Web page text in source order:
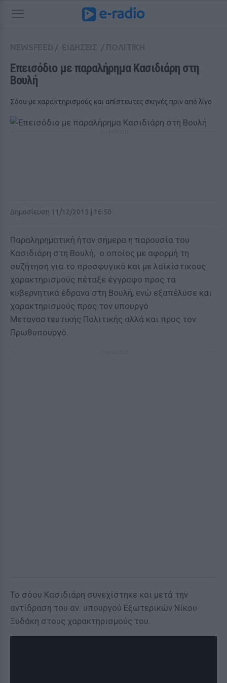
Επεισόδιο με παραλήρημα Κασιδιάρη στη
Βουλή
Σόου με χαρακτηρισμούς και απίστευτες σκηνές πριν από λίγο
Δημοσίευση 11/12/2015 | 16:50
Παραληρηματική ήταν σήμερα η παρουσία του
Κασιδιάρη στη Βουλή, ο οποίος με αφορμή τη
συζήτηση για το προσφυγικό και με λαϊκίστικους
χαρακτηρισμούς πέταξε έγγραφο προς τα
κυβερνητικά έδρανα στη Βουλή, ενώ εξαπέλυσε και
χαρακτηρισμούς προς τον υπουργό
Μεταναστευτικής Πολιτικής αλλά και προς τον
Πρωθυπουργό.
Το σόου Κασιδιάρη συνεχίστηκε και μετά την
αντίδραση του αν. υπουργού Εξωτερικών Νίκου
Ξυδάκη στους χαρακτηρισμούς του.